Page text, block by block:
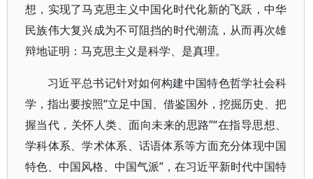
想，实现了马克思主义中国化时代化新的飞跃，中华
民族伟大复兴成为不可阻挡的时代潮流，从而再次雄
辩地证明：马克思主义是科学、是真理。
习近平总书记针对如何构建中国特色哲学社会科
学，指出要按照“立足中国、借鉴国外，挖掘历史、把
握当代，关怀人类、面向未来的思路”“在指导思想、
学科体系、学术体系、话语体系等方面充分体现中国
特色、中国风格、中国气派”，在习近平新时代中国特